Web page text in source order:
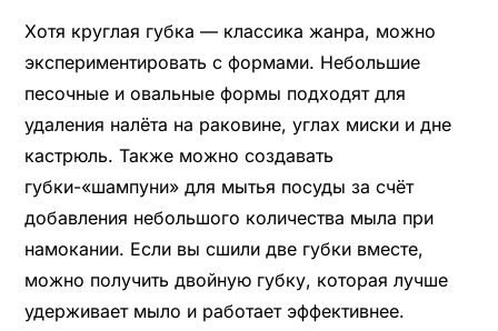
Хотя круглая губка — классика жанра, можно
экспериментировать с формами. Небольшие
песочные и овальные формы подходят для
удаления налёта на раковине, углах миски и дне
кастрюль. Также можно создавать
губки-«шампуни» для мытья посуды за счёт
добавления небольшого количества мыла при
намокании. Если вы сшили две губки вместе,
можно получить двойную губку, которая лучше
удерживает мыло и работает эффективнее.